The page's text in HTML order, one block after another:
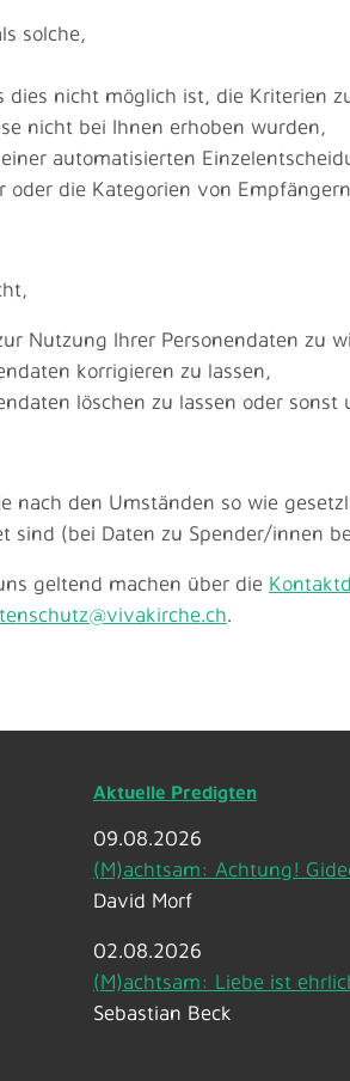
solche,
nicht möglich ist, die Kriterien
nicht bei Ihnen erhoben wurden,
automatisierten
die Kategorien von
Nutzung Ihrer Personendaten zu
korrigieren zu lassen,
löschen zu lassen oder sonst
nach den Umständen so wie
sind (bei Daten zu Spender/innen
geltend machen über die
.
Aktuelle Predigten
09.08.2026
(M)achtsam: Achtung!
David Morf
02.08.2026
(M)achtsam: Liebe ist
Sebastian Beck